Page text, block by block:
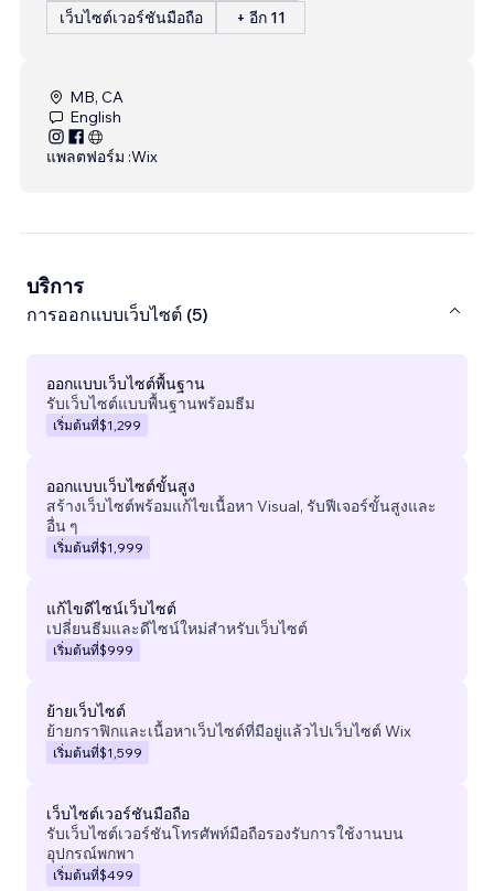
เว็บไซต์เวอร์ชันมือถือ
+ อีก 11
MB, CA
English
แพลตฟอร์ม :Wix
บริการ
การออกแบบเว็บไซต์ (5)
ออกแบบเว็บไซต์พื้นฐาน
รับเว็บไซต์แบบพื้นฐานพร้อมธีม
เริ่มต้นที่$1,299
ออกแบบเว็บไซต์ขั้นสูง
สร้างเว็บไซต์พร้อมแก้ไขเนื้อหา Visual, รับฟีเจอร์ขั้นสูงและ
อื่น ๆ
เริ่มต้นที่$1,999
แก้ไขดีไซน์เว็บไซต์
เปลี่ยนธีมและดีไซน์ใหม่สำหรับเว็บไซต์
เริ่มต้นที่$999
ย้ายเว็บไซต์
ย้ายกราฟิกและเนื้อหาเว็บไซต์ที่มีอยู่แล้วไปเว็บไซต์ Wix
เริ่มต้นที่$1,599
เว็บไซต์เวอร์ชันมือถือ
รับเว็บไซต์เวอร์ชันโทรศัพท์มือถือรองรับการใช้งานบน
อุปกรณ์พกพา
เริ่มต้นที่$499